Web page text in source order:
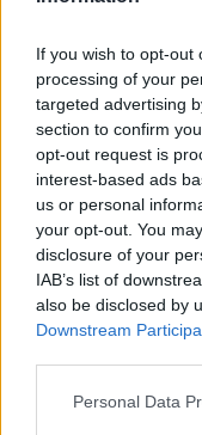
If you wish to opt-out
processing of your
targeted advertising
section to confirm
opt-out request is
interest-based ads
us or personal
your opt-out. You
disclosure of your
IAB’s list of
also be disclosed by
Downstream
Please note that this
Personal Data
„Te vagy Ethan